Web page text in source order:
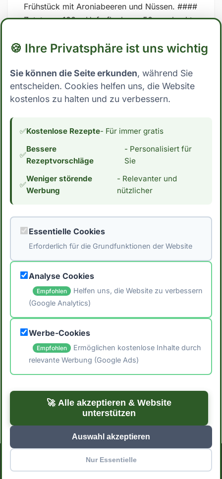
Frühstück mit Aroniabeeren und Nüssen. ####
Zutaten: - 100 g Haferflocken - 50 g gehackte
Aroniabeeren - 2 EL Honig - 2 EL Kokosöl Die
Kokosöl und Honig vermischt und auf einem
Backblech verteilt. Das Granola wird bei
180°C für ca. 15 Minuten im Ofen gebacken.
hinzugefügt. ### Aroniabeeren-Smoothie-
Aroniabeeren und anderen Früchten. ####
Zutaten: - 100 g Aroniabeeren - 1 Banane -
100 g gefrorene Beeren (z.B. Himbeeren,
Blaubeeren) - 150 ml Mandelmilch - 1 EL
Mixer püriert, bis eine cremige Konsistenz
entsteht. Die Smoothie-Bowl kann mit
Toppings wie frischen Früchten, Nüssen oder
Granola garniert werden.
🖨️ Artikel drucken
← Zurück zum Blog
Zu den Rezepten →
ImpressumDatenschutzerklärungCookie-Einstellungen
🍪 Ihre Privatsphäre ist uns wichtig
Sie können die Seite erkunden, während Sie
entscheiden. Cookies helfen uns, die Website
kostenlos zu halten und zu verbessern.
✅Kostenlose Rezepte- Für immer gratis
✅
Bessere
Rezeptvorschläge
- Personalisiert für
Sie
✅
Weniger störende
Werbung
- Relevanter und
nützlicher
Essentielle Cookies
Erforderlich für die Grundfunktionen der Website
Analyse Cookies
Empfohlen
Helfen uns, die Website zu verbessern
(Google Analytics)
Werbe-Cookies
Empfohlen
Ermöglichen kostenlose Inhalte durch
relevante Werbung (Google Ads)
🚀 Alle akzeptieren & Website
unterstützen
Auswahl akzeptieren
Nur Essentielle